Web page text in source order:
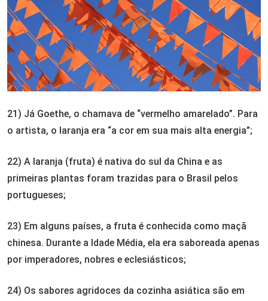
21) Já Goethe, o chamava de “vermelho amarelado”. Para
o artista, o laranja era “a cor em sua mais alta energia”;
22) A laranja (fruta) é nativa do sul da China e as
primeiras plantas foram trazidas para o Brasil pelos
portugueses;
23) Em alguns países, a fruta é conhecida como maçã
chinesa. Durante a Idade Média, ela era saboreada apenas
por imperadores, nobres e eclesiásticos;
24) Os sabores agridoces da cozinha asiática são em